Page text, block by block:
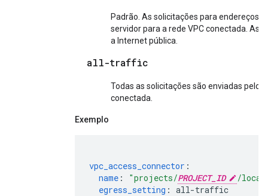
Padrão. As solicitações para endereços
servidor para a rede VPC conectada. As
a Internet pública.
all-traffic
Todas as solicitações são enviadas pelo
conectada.
Exemplo
vpc_access_connector :
name : "projects/PROJECT_ID
/
egress_setting : all-traffic